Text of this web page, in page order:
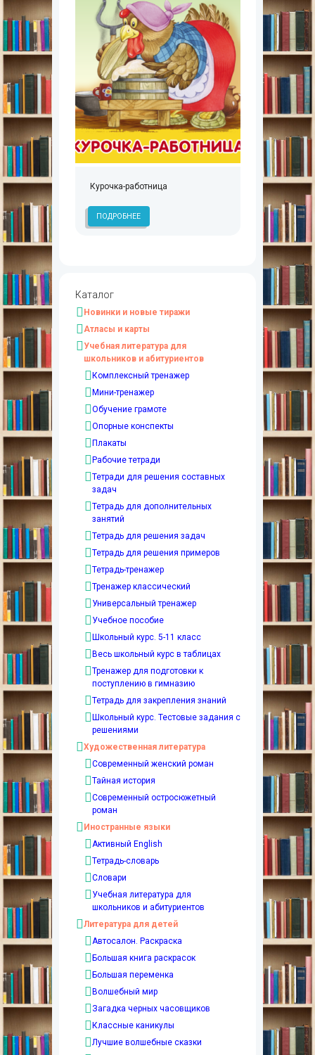
Курочка-работница
ПОДРОБНЕЕ
Каталог
Новинки и новые тиражи
Атласы и карты
Учебная литература для
школьников и абитуриентов
Комплексный тренажер
Мини-тренажер
Обучение грамоте
Опорные конспекты
Плакаты
Рабочие тетради
Тетради для решения составных
задач
Тетрадь для дополнительных
занятий
Тетрадь для решения задач
Тетрадь для решения примеров
Тетрадь-тренажер
Тренажер классический
Универсальный тренажер
Учебное пособие
Школьный курс. 5-11 класс
Весь школьный курс в таблицах
Тренажер для подготовки к
поступлению в гимназию
Тетрадь для закрепления знаний
Школьный курс. Тестовые задания с
решениями
Художественная литература
Современный женский роман
Тайная история
Современный остросюжетный
роман
Иностранные языки
Активный English
Тетрадь-словарь
Словари
Учебная литература для
школьников и абитуриентов
Литература для детей
Автосалон. Раскраска
Большая книга раскрасок
Большая переменка
Волшебный мир
Загадка черных часовщиков
Классные каникулы
Лучшие волшебные сказки